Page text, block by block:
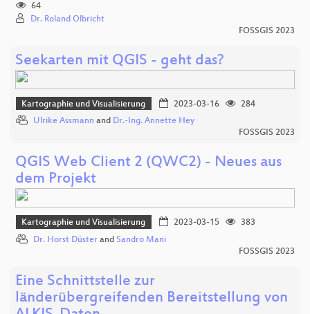
64
Dr. Roland Olbricht
FOSSGIS 2023
Seekarten mit QGIS - geht das?
Kartographie und Visualisierung 2023-03-16
284
Ulrike Assmann and Dr.-Ing. Annette Hey
FOSSGIS 2023
QGIS Web Client 2 (QWC2) - Neues aus
dem Projekt
Kartographie und Visualisierung 2023-03-15
383
Dr. Horst Düster and Sandro Mani
FOSSGIS 2023
Eine Schnittstelle zur
länderübergreifenden Bereitstellung von